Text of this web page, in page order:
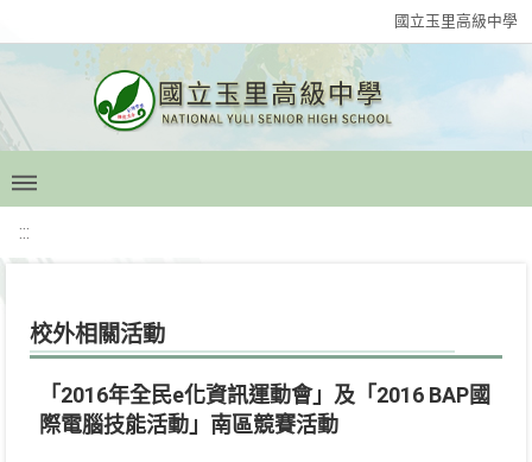
國立玉里高級中學
:::
校外相關活動
「2016年全民e化資訊運動會」及「2016 BAP國
際電腦技能活動」南區競賽活動